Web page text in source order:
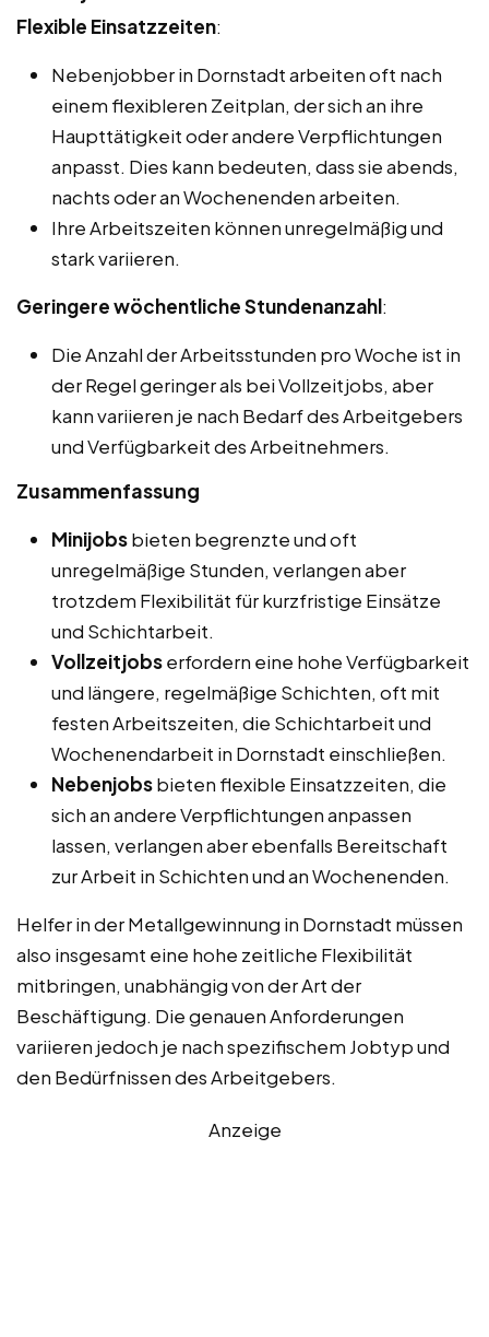
Flexible Einsatzzeiten:
Nebenjobber in Dornstadt arbeiten oft nach
einem flexibleren Zeitplan, der sich an ihre
Haupttätigkeit oder andere Verpflichtungen
anpasst. Dies kann bedeuten, dass sie abends,
nachts oder an Wochenenden arbeiten.
Ihre Arbeitszeiten können unregelmäßig und
stark variieren.
Geringere wöchentliche Stundenanzahl:
Die Anzahl der Arbeitsstunden pro Woche ist in
der Regel geringer als bei Vollzeitjobs, aber
kann variieren je nach Bedarf des Arbeitgebers
und Verfügbarkeit des Arbeitnehmers.
Zusammenfassung
Minijobsbieten begrenzte und oft
unregelmäßige Stunden, verlangen aber
trotzdem Flexibilität für kurzfristige Einsätze
und Schichtarbeit.
Vollzeitjobserfordern eine hohe Verfügbarkeit
und längere, regelmäßige Schichten, oft mit
festen Arbeitszeiten, die Schichtarbeit und
Wochenendarbeit in Dornstadt einschließen.
Nebenjobsbieten flexible Einsatzzeiten, die
sich an andere Verpflichtungen anpassen
lassen, verlangen aber ebenfalls Bereitschaft
zur Arbeit in Schichten und an Wochenenden.
Helfer in der Metallgewinnung in Dornstadt müssen
also insgesamt eine hohe zeitliche Flexibilität
mitbringen, unabhängig von der Art der
Beschäftigung. Die genauen Anforderungen
variieren jedoch je nach spezifischem Jobtyp und
den Bedürfnissen des Arbeitgebers.
Anzeige